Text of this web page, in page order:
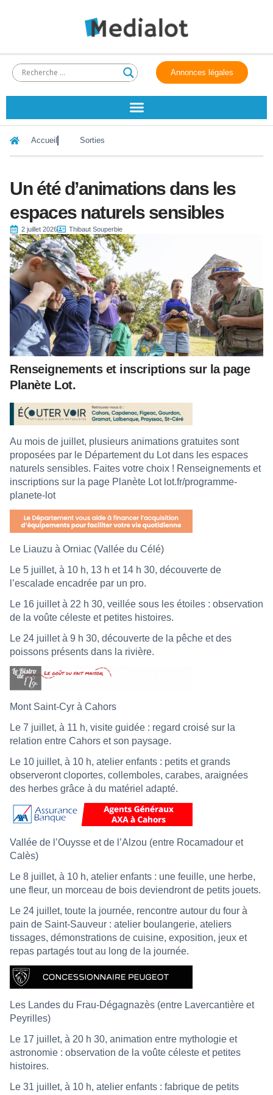
Annonces légales
Accueil Sorties
Un été d’animations dans les
espaces naturels sensibles
2 juillet 2026 Thibaut Souperbie
Renseignements et inscriptions sur la page
Planète Lot.
Au mois de juillet, plusieurs animations gratuites sont
proposées par le Département du Lot dans les espaces
naturels sensibles. Faites votre choix ! Renseignements et
inscriptions sur la page Planète Lot lot.fr/programme-
planete-lot
Le Liauzu à Orniac (Vallée du Célé)
Le 5 juillet, à 10 h, 13 h et 14 h 30, découverte de
l’escalade encadrée par un pro.
Le 16 juillet à 22 h 30, veillée sous les étoiles : observation
de la voûte céleste et petites histoires.
Le 24 juillet à 9 h 30, découverte de la pêche et des
poissons présents dans la rivière.
Mont Saint-Cyr à Cahors
Le 7 juillet, à 11 h, visite guidée : regard croisé sur la
relation entre Cahors et son paysage.
Le 10 juillet, à 10 h, atelier enfants : petits et grands
observeront cloportes, collemboles, carabes, araignées
des herbes grâce à du matériel adapté.
Vallée de l’Ouysse et de l’Alzou (entre Rocamadour et
Calès)
Le 8 juillet, à 10 h, atelier enfants : une feuille, une herbe,
une fleur, un morceau de bois deviendront de petits jouets.
Le 24 juillet, toute la journée, rencontre autour du four à
pain de Saint-Sauveur : atelier boulangerie, ateliers
tissages, démonstrations de cuisine, exposition, jeux et
repas partagés tout au long de la journée.
Les Landes du Frau-Dégagnazès (entre Lavercantière et
Peyrilles)
Le 17 juillet, à 20 h 30, animation entre mythologie et
astronomie : observation de la voûte céleste et petites
histoires.
Le 31 juillet, à 10 h, atelier enfants : fabrique de petits